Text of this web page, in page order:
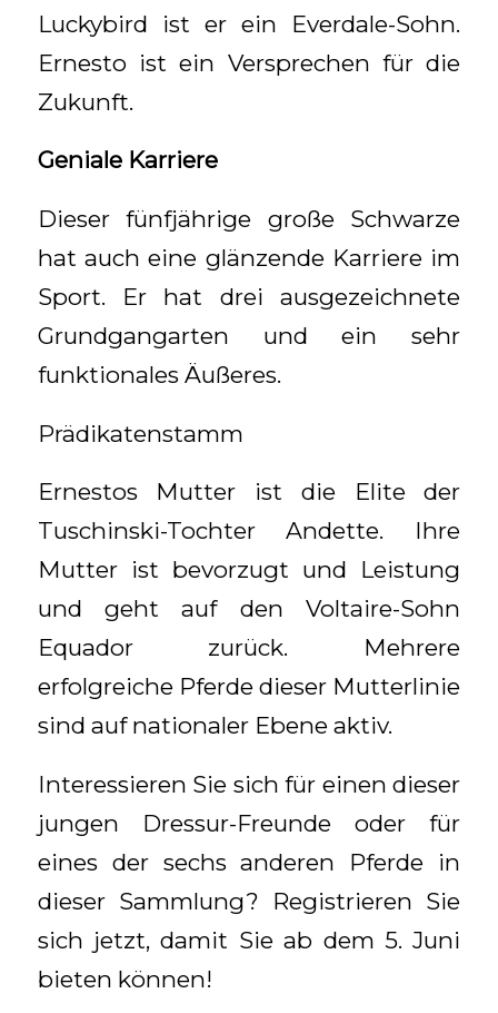
Luckybird ist er ein Everdale-Sohn.
Ernesto ist ein Versprechen für die
Zukunft.
Geniale Karriere
Dieser fünfjährige große Schwarze
hat auch eine glänzende Karriere im
Sport. Er hat drei ausgezeichnete
Grundgangarten und ein sehr
funktionales Äußeres.
Prädikatenstamm
Ernestos Mutter ist die Elite der
Tuschinski-Tochter Andette. Ihre
Mutter ist bevorzugt und Leistung
und geht auf den Voltaire-Sohn
Equador zurück. Mehrere
erfolgreiche Pferde dieser Mutterlinie
sind auf nationaler Ebene aktiv.
Interessieren Sie sich für einen dieser
jungen Dressur-Freunde oder für
eines der sechs anderen Pferde in
dieser Sammlung? Registrieren Sie
sich jetzt, damit Sie ab dem 5. Juni
bieten können!